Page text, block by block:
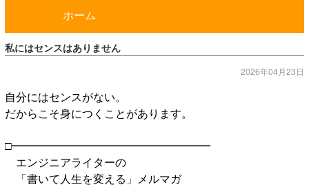
ホーム
私にはセンスはありません
2026年04月23日
自分にはセンスがない。
だからこそ身につくことがあります。
□━━━━━━━━━━━━━━━━━━
エンジニアライターの
「書いて人生を変える」メルマガ